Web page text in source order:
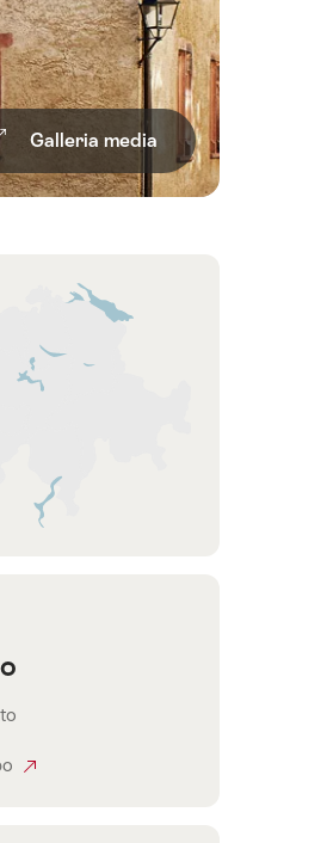
Galleria media